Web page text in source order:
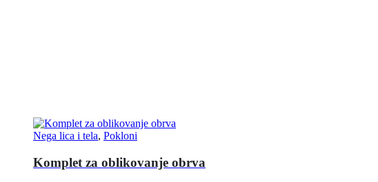
Nega lica i tela, Pokloni
Komplet za oblikovanje obrva